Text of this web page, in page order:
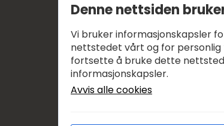
Leveringstid:1-3
Frakt: GRATIS
Denne nettsiden
Vi bruker informasjonskapsler
nettstedet vårt og for personlig
fortsette å bruke dette
informasjonskapsler.
Avvis alle cookies